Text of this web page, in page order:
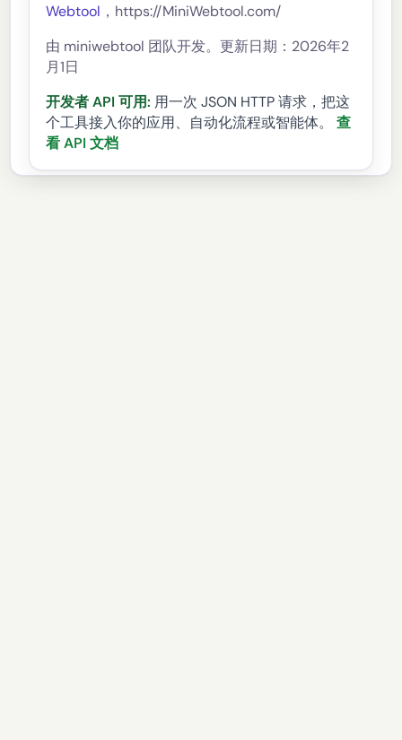
Webtool ，https://MiniWebtool.com/
由 miniwebtool 团队开发。更新日期：2026年2
月1日
开发者 API 可用: 用一次 JSON HTTP 请求，把这
个工具接入你的应用、自动化流程或智能体。
查
看 API 文档